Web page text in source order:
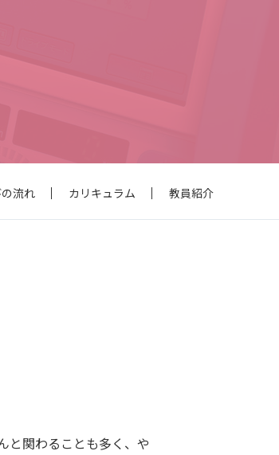
流れ カリキュラム 教員紹介
と関わることも多く、や